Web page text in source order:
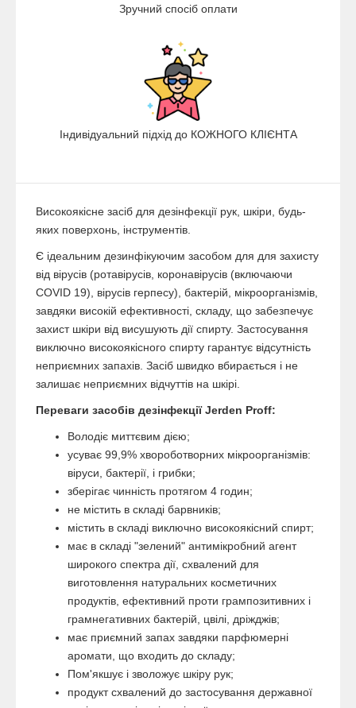
Зручний спосіб оплати
Індивідуальний підхід до КОЖНОГО КЛІЄНТА
Високоякісне засіб для дезінфекції рук, шкіри, будь-
яких поверхонь, інструментів.
Є ідеальним дезинфікуючим засобом для для захисту
від вірусів (ротавірусів, коронавірусів (включаючи
COVID 19), вірусів герпесу), бактерій, мікроорганізмів,
завдяки високій ефективності, складу, що забезпечує
захист шкіри від висушують дії спирту. Застосування
виключно високоякісного спирту гарантує відсутність
неприємних запахів. Засіб швидко вбирається і не
залишає неприємних відчуттів на шкірі.
Переваги засобів дезінфекції Jerden Proff:
Володіє миттєвим дією;
усуває 99,9% хвороботворних мікроорганізмів:
віруси, бактерії, і грибки;
зберігає чинність протягом 4 годин;
не містить в складі барвників;
містить в складі виключно високоякісний спирт;
має в складі "зелений" антимікробний агент
широкого спектра дії, схвалений для
виготовлення натуральних косметичних
продуктів, ефективний проти грампозитивних і
грамнегативних бактерій, цвілі, дріжджів;
має приємний запах завдяки парфюмерні
аромати, що входить до складу;
Пом'якшує і зволожує шкіру рук;
продукт схвалений до застосування державної